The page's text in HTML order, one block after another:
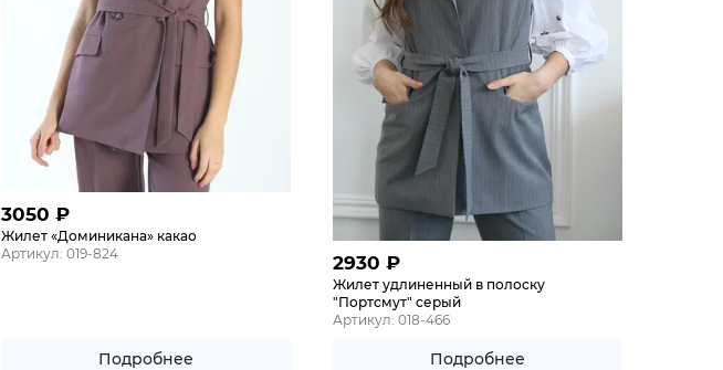
3050 ₽
Жилет «Доминикана» какао
Артикул: 019-824
Подробнее
2930 ₽
Жилет удлиненный в полоску
"Портсмут" серый
Артикул: 018-466
Подробнее